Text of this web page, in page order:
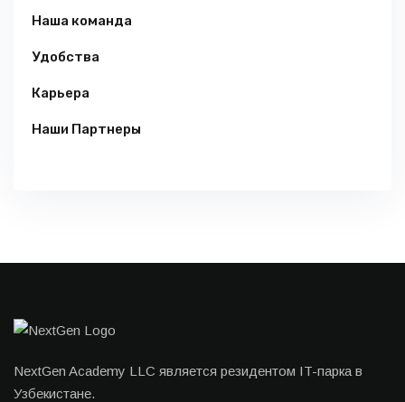
Наша команда
Удобства
Карьера
Наши Партнеры
NextGen Academy LLC является резидентом IT-парка в
Узбекистане.